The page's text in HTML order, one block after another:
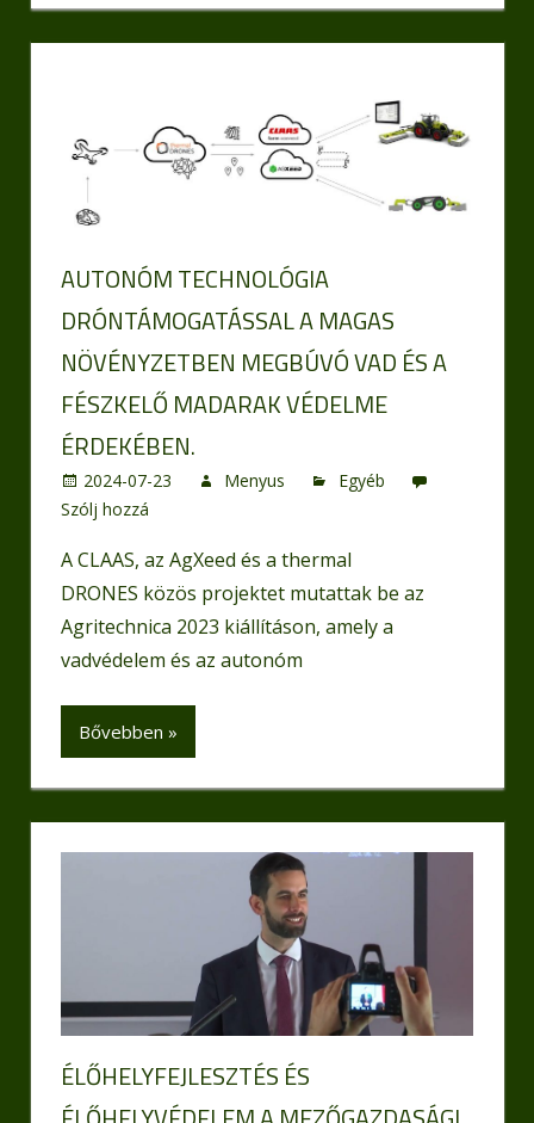
AUTONÓM TECHNOLÓGIA
DRÓNTÁMOGATÁSSAL A MAGAS
NÖVÉNYZETBEN MEGBÚVÓ VAD ÉS A
FÉSZKELŐ MADARAK VÉDELME
ÉRDEKÉBEN.
2024-07-23 Menyus
Egyéb
Szólj hozzá
A CLAAS, az AgXeed és a thermal
DRONES közös projektet mutattak be az
Agritechnica 2023 kiállításon, amely a
vadvédelem és az autonóm
Bővebben »
ÉLŐHELYFEJLESZTÉS ÉS